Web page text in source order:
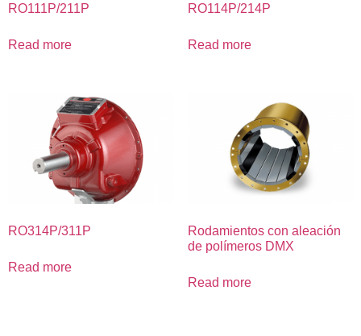
RO111P/211P
Read more
RO114P/214P
Read more
RO314P/311P
Read more
Rodamientos con aleación
de polímeros DMX
Read more